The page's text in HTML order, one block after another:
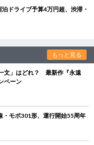
ドライブ予算4万円超、渋滞・
もっと見る
文」はどれ？ 最新作『永遠
ペーン
モボ301形、運行開始55周年